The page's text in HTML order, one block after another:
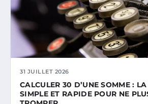
31 JUILLET 2026
CALCULER 30 D’UNE SOMME :
SIMPLE ET RAPIDE POUR NE